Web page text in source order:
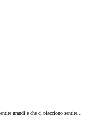
grandi e che ci piacciono sentire...